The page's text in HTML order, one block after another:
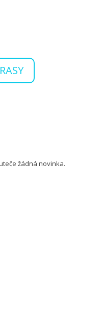
žádná novinka.